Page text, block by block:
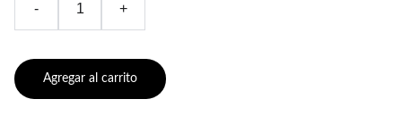
- +
Agregar al carrito